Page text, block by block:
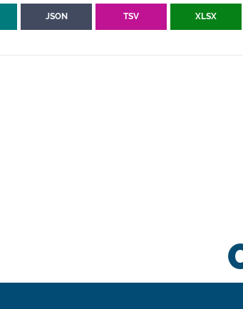
JSON TSV XLSX